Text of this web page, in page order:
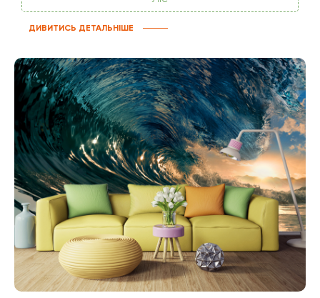
ДИВИТИСЬ ДЕТАЛЬНІШЕ